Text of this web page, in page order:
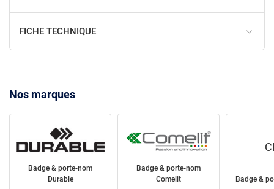
FICHE TECHNIQUE
Nos marques
Badge & porte-nom
Durable
Badge & porte-nom
Comelit
Badge &